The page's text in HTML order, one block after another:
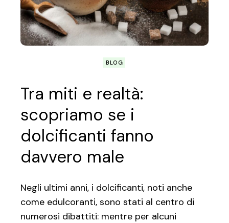
BLOG
Tra miti e realtà:
scopriamo se i
dolcificanti fanno
davvero male
Negli ultimi anni, i dolcificanti, noti anche
come edulcoranti, sono stati al centro di
numerosi dibattiti: mentre per alcuni